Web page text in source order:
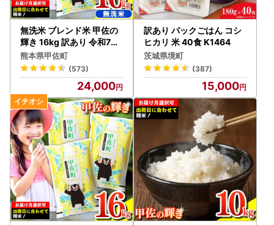
無洗米 ブレンド米 甲佐の
輝き 16kg 訳あり 令和7年
産 【価格改定ZP】
熊本県甲佐町
(573)
24,000
訳あり パックごはん コシ
ヒカリ 米 40食 K1464
茨城県境町
(387)
15,000